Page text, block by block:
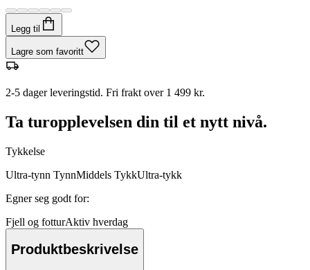
Legg til
Lagre som favoritt
2-5 dager leveringstid. Fri frakt over 1 499 kr.
Ta turopplevelsen din til et nytt nivå.
Tykkelse
Ultra-tynn TynnMiddels TykkUltra-tykk
Egner seg godt for:
Fjell og fotturAktiv hverdag
Produktbeskrivelse